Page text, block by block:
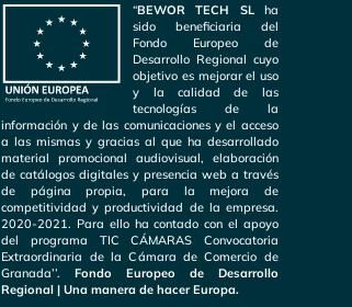
“BEWOR TECH SLha
sido beneficiaria del
Fondo Europeo de
Desarrollo Regional cuyo
objetivo es mejorar el uso
y la calidad de las
tecnologías de la
información y de las comunicaciones y el acceso
a las mismas y gracias al que ha desarrollado
material promocional audiovisual, elaboración
de catálogos digitales y presencia web a través
de página propia, para la mejora de
competitividad y productividad de la empresa.
2020-2021. Para ello ha contado con el apoyo
del programa TIC CÁMARAS Convocatoria
Extraordinaria de la Cámara de Comercio de
Granada’’.Fondo Europeo de Desarrollo
Regional | Una manera de hacer Europa.